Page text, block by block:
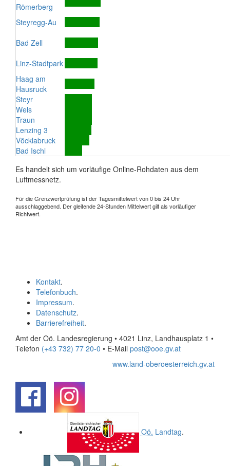
Römerberg
Steyregg-Au
Bad Zell
Linz-Stadtpark
Haag am
Hausruck
Steyr
Wels
Traun
Lenzing 3
Vöcklabruck
Bad Ischl
Es handelt sich um vorläufige Online-Rohdaten aus dem
Luftmessnetz.
Für die Grenzwertprüfung ist der Tagesmittelwert von 0 bis 24 Uhr
ausschlaggebend. Der gleitende 24-Stunden Mittelwert gilt als vorläufiger
Richtwert.
Kontakt.
Telefonbuch.
Impressum.
Datenschutz.
Barrierefreiheit.
Amt der Oö. Landesregierung • 4021 Linz, Landhausplatz 1 •
Telefon (+43 732) 77 20-0 • E-Mail post@ooe.gv.at
www.land-oberoesterreich.gv.at
Oö. Landtag.